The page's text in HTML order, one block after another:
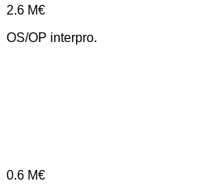
2.6 M€
OS/OP interpro.
0.6 M€